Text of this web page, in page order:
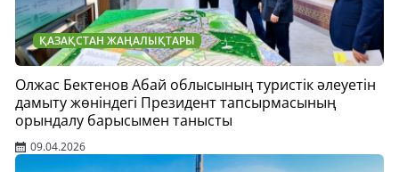
ҚАЗАҚСТАН ЖАҢАЛЫҚТАРЫ
Олжас Бектенов Абай облысының туристік әлеуетін
дамыту жөніндегі Президент тапсырмасының
орындалу барысымен танысты
09.04.2026